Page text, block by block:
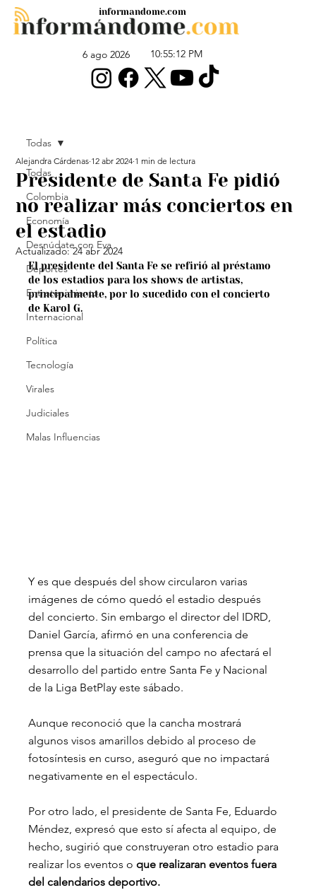
6 ago 2026 10:55:12 PM
informandome.com
Todas
Colombia
Economía
Desnúdate con Eva
Deportes
Entretenimiento
Internacional
Política
Tecnología
Virales
Judiciales
Malas Influencias
Todas
Presidente de Santa Fe pidió
no realizar más conciertos en
el estadio
Alejandra Cárdenas 12 abr 2024 1 min de lectura
Actualizado:24 abr 2024
El presidente del Santa Fe se refirió al préstamo
de los estadios para los shows de artistas,
principalmente, por lo sucedido con el concierto
de Karol G.
Y es que después del show circularon varias
imágenes de cómo quedó el estadio después
del concierto. Sin embargo el director del IDRD,
Daniel García, afirmó en una conferencia de
prensa que la situación del campo no afectará el
desarrollo del partido entre Santa Fe y Nacional
de la Liga BetPlay este sábado.
Aunque reconoció que la cancha mostrará
algunos visos amarillos debido al proceso de
fotosíntesis en curso, aseguró que no impactará
negativamente en el espectáculo.
Por otro lado, el presidente de Santa Fe, Eduardo
Méndez, expresó que esto sí afecta al equipo, de
hecho, sugirió que construyeran otro estadio para
realizar los eventos o que realizaran eventos fuera
del calendarios deportivo.